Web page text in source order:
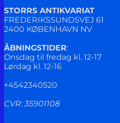
STORRS ANTIKVARIAT
FREDERIKSSUNDSVEJ 61
2400 KØBENHAVN NV
ÅBNINGSTIDER:
Onsdag til fredag kl. 12-17
Lørdag kl. 12-16
+4542340520
CVR: 35901108